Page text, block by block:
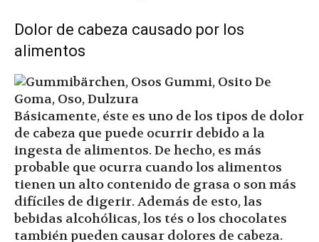
Dolor de cabeza causado por los
alimentos
Básicamente, éste es uno de los tipos de dolor
de cabeza que puede ocurrir debido a la
ingesta de alimentos. De hecho, es más
probable que ocurra cuando los alimentos
tienen un alto contenido de grasa o son más
difíciles de digerir. Además de esto, las
bebidas alcohólicas, los tés o los chocolates
también pueden causar dolores de cabeza.